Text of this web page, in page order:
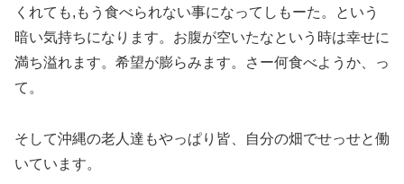
くれても,もう食べられない事になってしもーた。という
暗い気持ちになります。お腹が空いたなという時は幸せに
満ち溢れます。希望が膨らみます。さー何食べようか、っ
て。
そして沖縄の老人達もやっぱり皆、自分の畑でせっせと働
いています。